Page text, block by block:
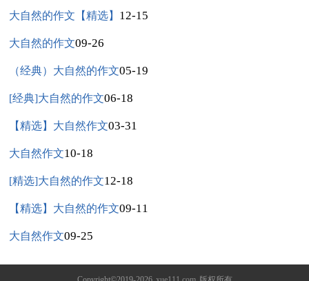
大自然的作文【精选】 12-15
大自然的作文09-26
（经典）大自然的作文05-19
[经典]大自然的作文06-18
【精选】大自然作文03-31
大自然作文10-18
[精选]大自然的作文12-18
【精选】大自然的作文09-11
大自然作文09-25